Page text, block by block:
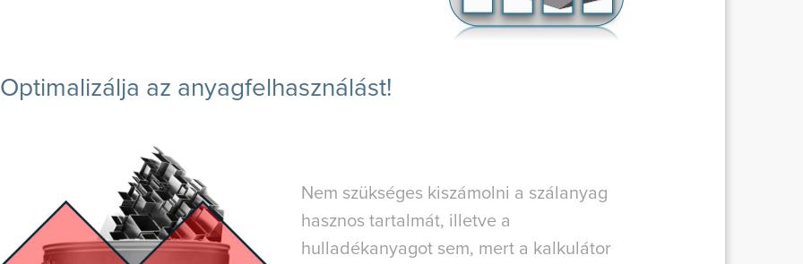
Optimalizálja az anyagfelhasználást!
Nem szükséges kiszámolni a szálanyag
hasznos tartalmát, illetve a
hulladékanyagot sem, mert a kalkulátor